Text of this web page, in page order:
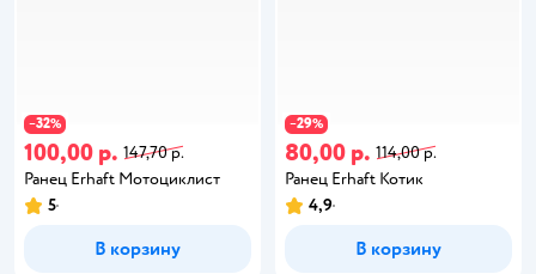
−32%
100,00 р. 147,70 р.
Ранец Erhaft Мотоциклист
5
В корзину
−29%
80,00 р. 114,00 р.
Ранец Erhaft Котик
4,9
В корзину